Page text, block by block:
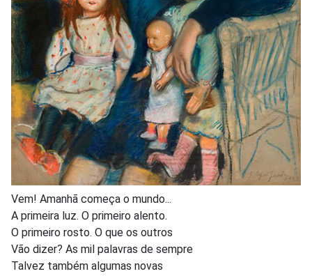
Vem! Amanhã começa o mundo...
A primeira luz. O primeiro alento.
O primeiro rosto. O que os outros
Vão dizer? As mil palavras de sempre
Talvez também algumas novas